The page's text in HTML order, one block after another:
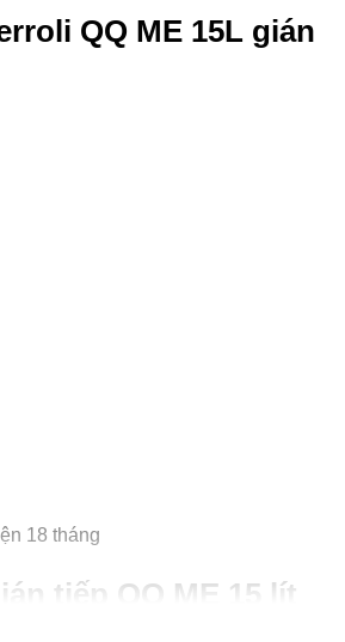
QQ ME 15L gián
18 tháng
tiếp QQ ME 15 lít